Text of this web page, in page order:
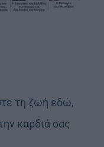
τη ζωή εδώ,
καρδιά σας